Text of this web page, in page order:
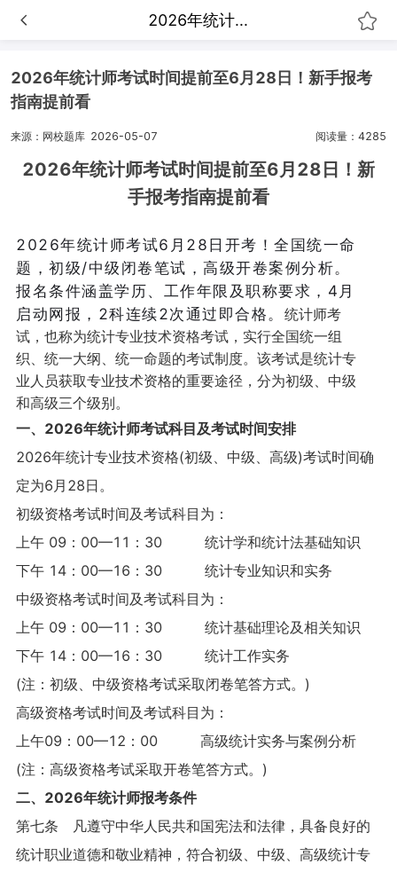
2026年统计...
2026年统计师考试时间提前至6月28日！新手报考
指南提前看
来源：网校题库 2026-05-07 阅读量：4285
2026年统计师考试时间提前至6月28日！新
手报考指南提前看
2026年统计师考试6月28日开考！全国统一命
题，初级/中级闭卷笔试，高级开卷案例分析。
报名条件涵盖学历、工作年限及职称要求，4月
启动网报，2科连续2次通过即合格。 统计师考
试，也称为统计专业技术资格考试，实行全国统一组
织、统一大纲、统一命题的考试制度。该考试是统计专
业人员获取专业技术资格的重要途径，分为初级、中级
和高级三个级别。
一、2026年统计师考试科目及考试时间安排
2026年统计专业技术资格(初级、中级、高级)考试时间确
定为6月28日。
初级资格考试时间及考试科目为：
上午 09：00—11：30 统计学和统计法基础知识
下午 14：00—16：30 统计专业知识和实务
中级资格考试时间及考试科目为：
上午 09：00—11：30 统计基础理论及相关知识
下午 14：00—16：30 统计工作实务
(注：初级、中级资格考试采取闭卷笔答方式。)
高级资格考试时间及考试科目为：
上午09：00—12：00 高级统计实务与案例分析
(注：高级资格考试采取开卷笔答方式。)
二、2026年统计师报考条件
第七条 凡遵守中华人民共和国宪法和法律，具备良好的
统计职业道德和敬业精神，符合初级、中级、高级统计专